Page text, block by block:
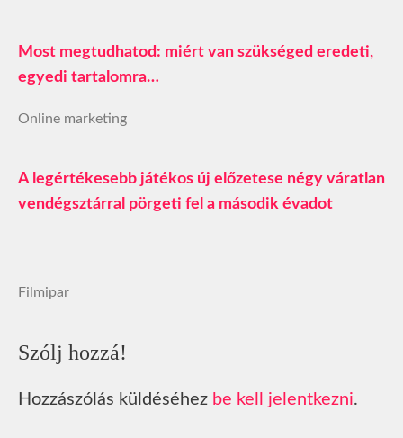
Most megtudhatod: miért van szükséged eredeti,
egyedi tartalomra…
Online marketing
A legértékesebb játékos új előzetese négy váratlan
vendégsztárral pörgeti fel a második évadot
Filmipar
Szólj hozzá!
Hozzászólás küldéséhez be kell jelentkezni.